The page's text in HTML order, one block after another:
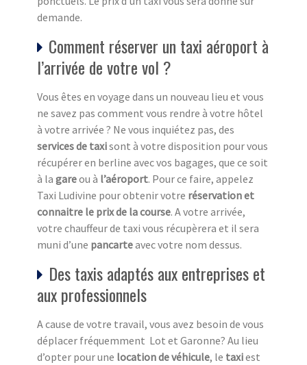
demande.
Comment réserver un taxi aéroport à
l’arrivée de votre vol ?
Vous êtes en voyage dans un nouveau lieu et vous
ne savez pas comment vous rendre à votre hôtel
à votre arrivée ? Ne vous inquiétez pas, des
services de taxisont à votre disposition pour vous
récupérer en berline avec vos bagages, que ce soit
à la gareou à l’aéroport. Pour ce faire, appelez
Taxi Ludivine pour obtenir votre réservation et
connaitre le prix de la course. A votre arrivée,
votre chauffeur de taxi vous récupèrera et il sera
muni d’une pancarteavec votre nom dessus.
Des taxis adaptés aux entreprises et
aux professionnels
A cause de votre travail, vous avez besoin de vous
déplacer fréquemment Lot et Garonne? Au lieu
d’opter pour une location de véhicule, le taxiest